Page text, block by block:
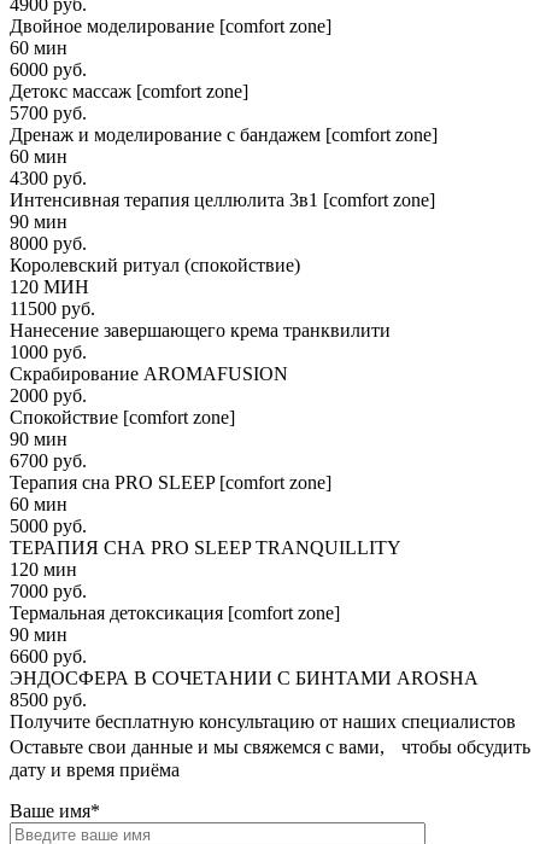
Двойное моделирование [comfort zone]
60 мин
6000 руб.
Детокс массаж [comfort zone]
5700 руб.
Дренаж и моделирование с бандажем [comfort zone]
60 мин
4300 руб.
Интенсивная терапия целлюлита 3в1 [comfort zone]
90 мин
8000 руб.
Королевский ритуал (спокойствие)
120 МИН
11500 руб.
Нанесение завершающего крема транквилити
1000 руб.
Скрабирование AROMAFUSION
2000 руб.
Спокойствие [comfort zone]
90 мин
6700 руб.
Терапия сна PRO SLEEP [comfort zone]
60 мин
5000 руб.
ТЕРАПИЯ СНА PRO SLEEP TRANQUILLITY
120 мин
7000 руб.
Термальная детоксикация [comfort zone]
90 мин
6600 руб.
ЭНДОСФЕРА В СОЧЕТАНИИ С БИНТАМИ AROSHA
8500 руб.
Получите бесплатную консультацию от наших специалистов
Оставьте свои данные и мы свяжемся с вами, чтобы обсудить
дату и время приёма
Ваше имя*